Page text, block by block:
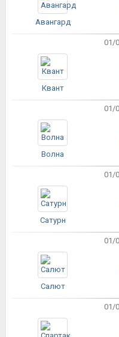
Авангард
01/
Квант
01/
Волна
01/
Сатурн
01/
Салют
01/